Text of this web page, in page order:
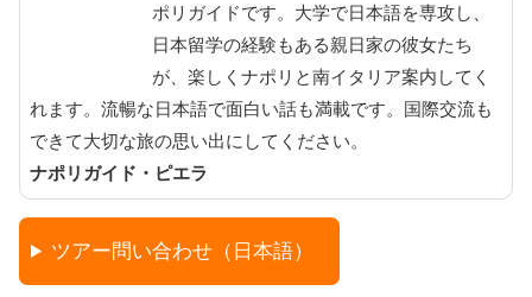
ポリガイドです。大学で日本語を専攻し、
日本留学の経験もある親日家の彼女たち
が、楽しくナポリと南イタリア案内してく
れます。流暢な日本語で面白い話も満載です。国際交流も
できて大切な旅の思い出にしてください。
ナポリガイド・ピエラ
ツアー問い合わせ（日本語）